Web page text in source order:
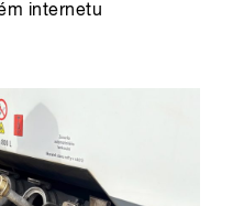
internetu